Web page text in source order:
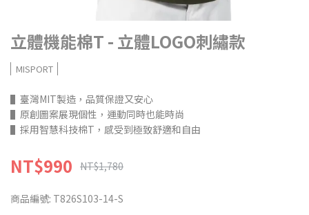
立體機能棉T - 立體LOGO刺繡款
MISPORT
▌臺灣MIT製造，品質保證又安心
▌原創圖案展現個性，運動同時也能時尚
▌採用智慧科技棉T，感受到極致舒適和自由
NT$990 NT$1,780
商品編號: T826S103-14-S